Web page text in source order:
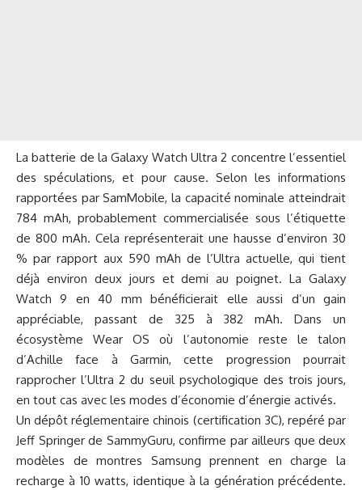
La batterie de la Galaxy Watch Ultra 2 concentre l’essentiel
des spéculations, et pour cause. Selon les informations
rapportées par SamMobile, la capacité nominale atteindrait
784 mAh, probablement commercialisée sous l’étiquette
de 800 mAh. Cela représenterait une hausse d’environ 30
% par rapport aux 590 mAh de l’Ultra actuelle, qui tient
déjà environ deux jours et demi au poignet. La Galaxy
Watch 9 en 40 mm bénéficierait elle aussi d’un gain
appréciable, passant de 325 à 382 mAh. Dans un
écosystème Wear OS où l’autonomie reste le talon
d’Achille face à Garmin, cette progression pourrait
rapprocher l’Ultra 2 du seuil psychologique des trois jours,
en tout cas avec les modes d’économie d’énergie activés.
Un dépôt réglementaire chinois (certification 3C), repéré par
Jeff Springer de SammyGuru, confirme par ailleurs que deux
modèles de montres Samsung prennent en charge la
recharge à 10 watts, identique à la génération précédente.